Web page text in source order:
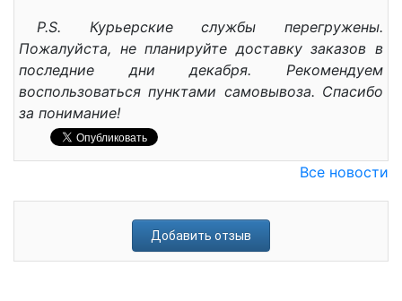
P.S. Курьерские службы перегружены.
Пожалуйста, не планируйте доставку заказов в
последние дни декабря. Рекомендуем
воспользоваться пунктами самовывоза. Спасибо
за понимание!
Все новости
Добавить отзыв